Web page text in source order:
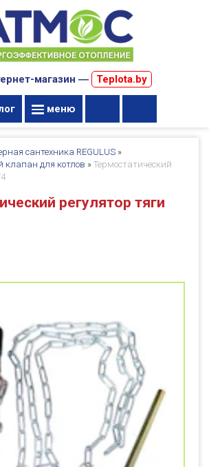
магазин ― Teplota.by
меню
сантехника REGULUS »
клапан для котлов » Термостатический
регулятор тяги